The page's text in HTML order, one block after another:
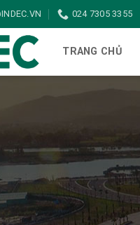
024 7305 3355
TRANG CHỦ